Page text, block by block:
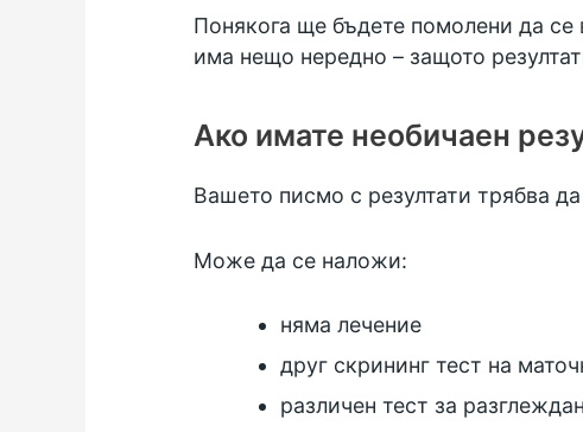
Понякога ще бъдете помолени да се
има нещо нередно – защото
Ако имате необичаен
Вашето писмо с резултати трябва
Може да се наложи:
няма лечение
друг скрининг тест на
различен тест за